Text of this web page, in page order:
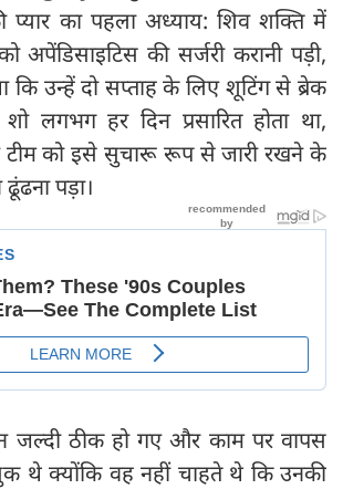
प्यार का पहला अध्याय: शिव शक्ति में
की सर्जरी करानी पड़ी,
उन्हें दो सप्ताह के लिए शूटिंग से ब्रेक
लगभग हर दिन प्रसारित होता था,
टीम को इसे सुचारू रूप से जारी रखने के
पड़ा।
जल्दी ठीक हो गए और काम पर वापस
थे क्योंकि वह नहीं चाहते थे कि उनकी